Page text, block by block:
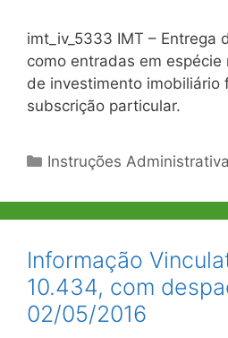
imt_iv_5333 IMT – Entrega
como entradas em
de investimento imobiliário
subscrição particular.
Categorias
Instruções
Informação
10.434, com
02/05/2016